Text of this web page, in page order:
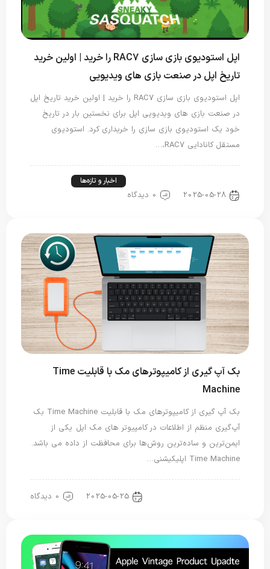
اپل استودیوی بازی سازی RAC7 را خرید | اولین خرید
تاریخ اپل در صنعت بازی های ویدیویی
اپل استودیوی بازی سازی RAC7 را خرید | اولین خرید تاریخ اپل
در صنعت بازی های ویدیویی اپل برای نخستین بار در تاریخ
خود یک استودیوی بازی سازی را خریداری کرد. استودیوی
مستقل کانادایی RAC7،…
اخبار و تازه‌ها
2025-05-28 0 دیدگاه
بک آپ گیری از کامیپوترهای مک با قابلیت Time
Machine
بک آپ گیری از کامیپوترهای مک با قابلیت Time Machine بک‌
آپ‌گیری منظم از اطلاعات در کامپیوتر های مک اپل یکی از
ایمن‌ترین و ساده‌ترین روش‌ها برای محافظت از داده‌ می باشد.
Time Machine اپلیکیشنی…
2025-05-25 0 دیدگاه